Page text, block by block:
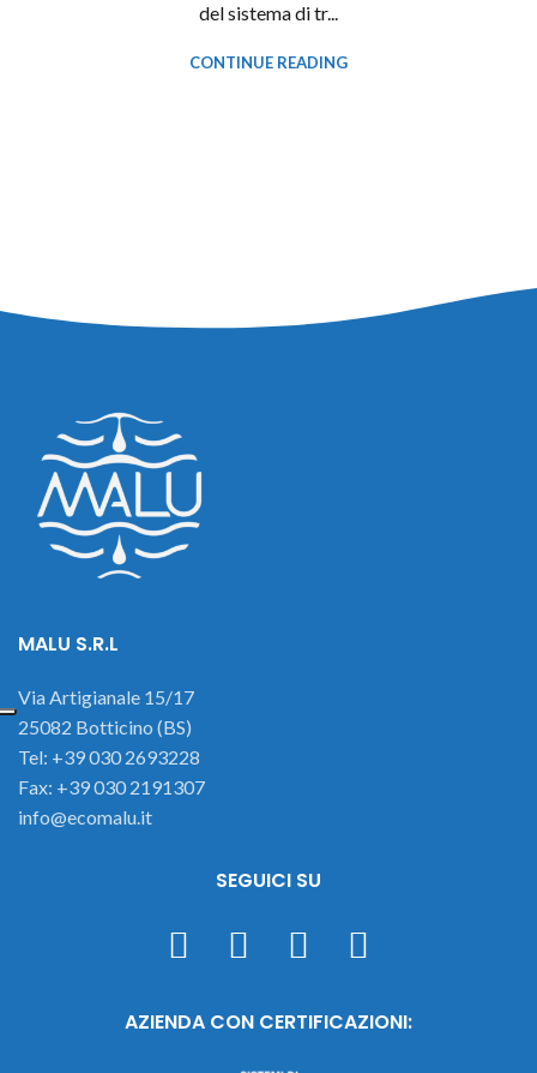
del sistema di tr...
CONTINUE READING
MALU S.R.L
Via Artigianale 15/17
25082 Botticino (BS)
Tel: +39 030 2693228
Fax: +39 030 2191307
info@ecomalu.it
SEGUICI SU
AZIENDA CON CERTIFICAZIONI: